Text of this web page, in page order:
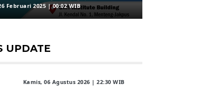
Februari 2025 | 00:02 WIB
UPDATE
Kamis, 06 Agustus 2026 | 22:30 WIB